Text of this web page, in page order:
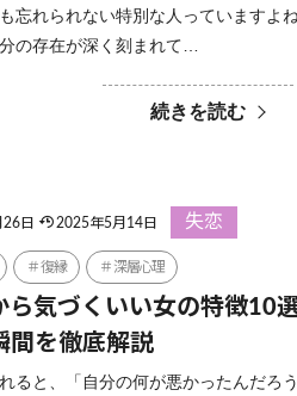
忘れられない特別な人っていますよ
の存在が深く刻まれて…
続きを読む
日 2025年5月14日 失恋
復縁 深層心理
ら気づくいい女の特徴10
間を徹底解説
ると、「自分の何が悪かったんだろ